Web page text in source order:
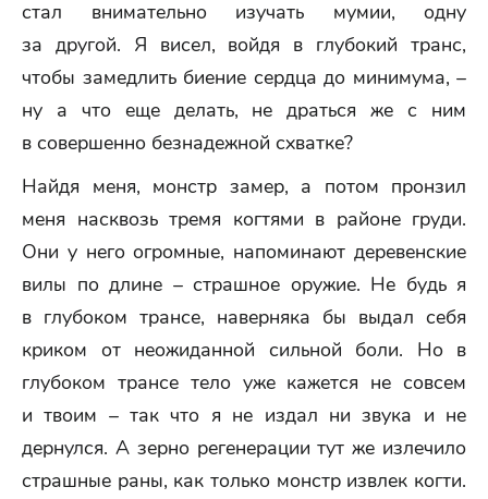
стал внимательно изучать мумии, одну
за другой. Я висел, войдя в глубокий транс,
чтобы замедлить биение сердца до минимума, –
ну а что еще делать, не драться же с ним
в совершенно безнадежной схватке?
Найдя меня, монстр замер, а потом пронзил
меня насквозь тремя когтями в районе груди.
Они у него огромные, напоминают деревенские
вилы по длине – страшное оружие. Не будь я
в глубоком трансе, наверняка бы выдал себя
криком от неожиданной сильной боли. Но в
глубоком трансе тело уже кажется не совсем
и твоим – так что я не издал ни звука и не
дернулся. А зерно регенерации тут же излечило
страшные раны, как только монстр извлек когти.